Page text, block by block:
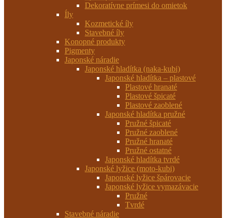
Dekoratívne prímesi do omietok
Íly
Kozmetické íly
Stavebné íly
Konopné produkty
Pigmenty
Japonské náradie
Japonské hladítka (naka-kubi)
Japonské hladítka – plastové
Plastové hranaté
Plastové špicaté
Plastové zaoblené
Japonské hladítka pružné
Pružné špicaté
Pružné zaoblené
Pružné hranaté
Pružné ostatné
Japonské hladítka tvrdé
Japonské lyžice (moto-kubi)
Japonské lyžice špárovacie
Japonské lyžice vymazávacie
Pružné
Tvrdé
Stavebné náradie